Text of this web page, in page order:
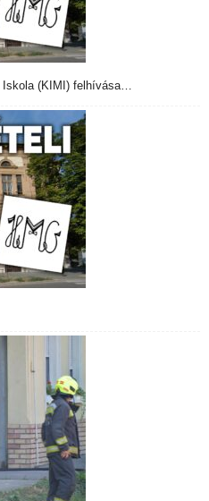
Iskola (KIMI) felhívása…